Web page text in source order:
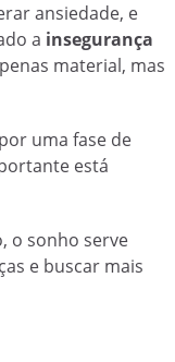
ansiedade, e
a insegurança
material, mas
uma fase de
está
o sonho serve
e buscar mais